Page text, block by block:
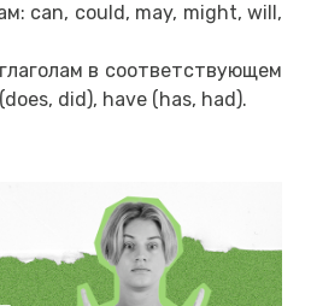
can, could, may, might, will,
в соответствующем
did), have (has, had).